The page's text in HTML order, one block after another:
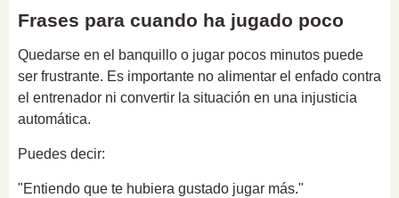
Frases para cuando ha jugado poco
Quedarse en el banquillo o jugar pocos minutos puede
ser frustrante. Es importante no alimentar el enfado contra
el entrenador ni convertir la situación en una injusticia
automática.
Puedes decir:
"Entiendo que te hubiera gustado jugar más."